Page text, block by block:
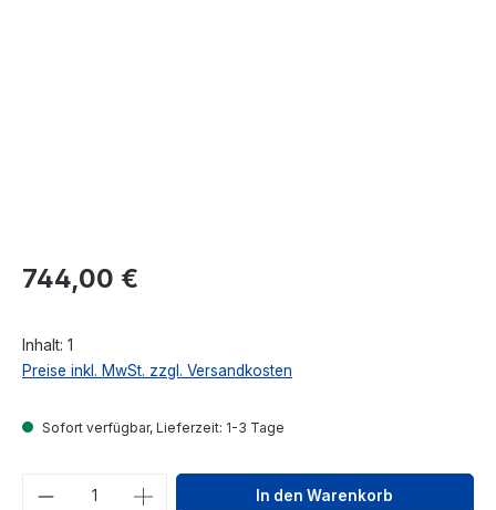
Regulärer Preis:
744,00 €
Inhalt: 1
Preise inkl. MwSt. zzgl. Versandkosten
Sofort verfügbar, Lieferzeit: 1-3 Tage
Produkt Anzahl: Gib denIn den Warenkorb